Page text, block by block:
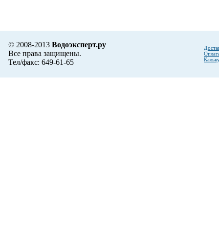
© 2008-2013 Водоэксперт.ру
Все права защищены.
Тел/факс: 649-61-65